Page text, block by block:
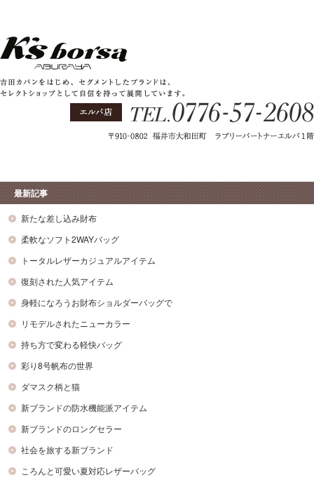
最新記事
新たな差し込み財布
柔軟なソフト2WAYバッグ
トータルレザーカジュアルアイテム
復刻された人気アイテム
身軽になろうお財布ショルダーバッグで
リモデルされたニューカラー
持ち方で変わる軽快バッグ
彩り8号帆布の世界
ダマスク柄と猫
新ブランドの防水機能派アイテム
新ブランドのロングセラー
社会を旅する新ブランド
ころんと可愛い夏対応レザーバッグ